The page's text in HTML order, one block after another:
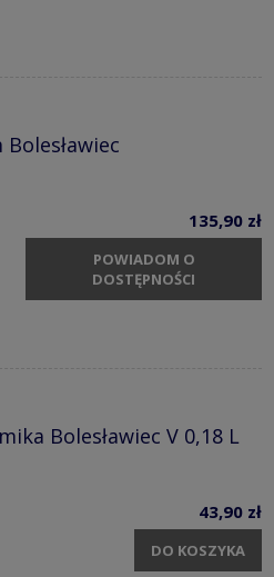
135,90 zł
POWIADOM O
DOSTĘPNOŚCI
Bolesławiec V 0,18 L
43,90 zł
DO KOSZYKA